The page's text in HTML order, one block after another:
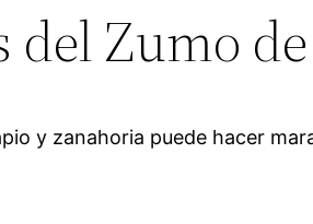
del Zumo
y zanahoria puede hacer